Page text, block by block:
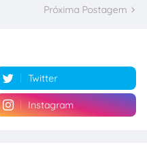
Próxima Postagem
Twitter
Instagram